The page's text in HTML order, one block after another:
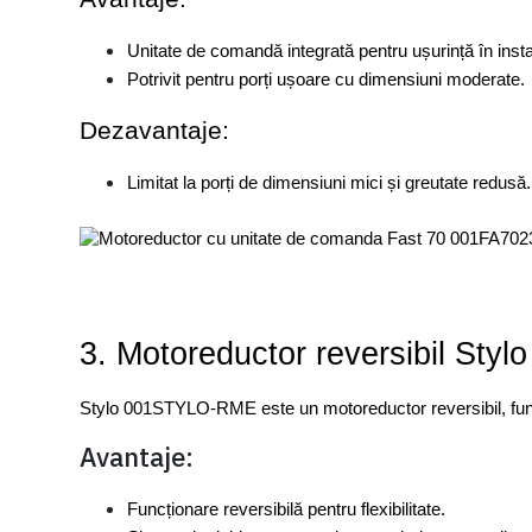
Unitate de comandă integrată pentru ușurință în
Potrivit pentru porți ușoare cu dimensiuni moderate.
Dezavantaje:
Limitat la porți de dimensiuni mici și greutate redusă.
3. Motoreductor reversibil
Stylo 001STYLO-RME este un motoreductor reversibil,
Avantaje:
Funcționare reversibilă pentru flexibilitate.